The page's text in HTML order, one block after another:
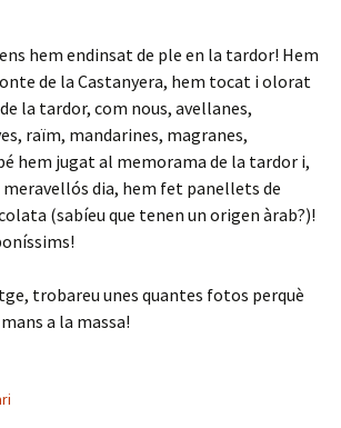
ens hem endinsat de ple en la tardor! Hem
de la Castanyera, hem tocat i olorat
la tardor, com nous, avellanes,
raïm, mandarines, magranes,
hem jugat al memorama de la tardor i,
meravellós dia, hem fet panellets de
(sabíeu que tenen un origen àrab?)!
trobareu unes quantes fotos perquè
a la massa!